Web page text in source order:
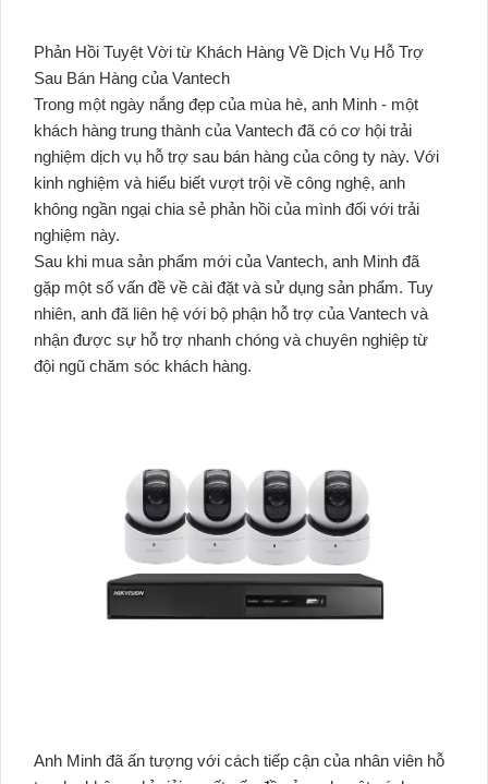
Phản Hồi Tuyệt Vời từ Khách Hàng Về Dịch Vụ Hỗ Trợ
Sau Bán Hàng của Vantech
Trong một ngày nắng đẹp của mùa hè, anh Minh - một
khách hàng trung thành của Vantech đã có cơ hội trải
nghiệm dịch vụ hỗ trợ sau bán hàng của công ty này. Với
kinh nghiệm và hiểu biết vượt trội về công nghệ, anh
không ngần ngại chia sẻ phản hồi của mình đối với trải
nghiệm này.
Sau khi mua sản phẩm mới của Vantech, anh Minh đã
gặp một số vấn đề về cài đặt và sử dụng sản phẩm. Tuy
nhiên, anh đã liên hệ với bộ phận hỗ trợ của Vantech và
nhận được sự hỗ trợ nhanh chóng và chuyên nghiệp từ
đội ngũ chăm sóc khách hàng.
Anh Minh đã ấn tượng với cách tiếp cận của nhân viên hỗ